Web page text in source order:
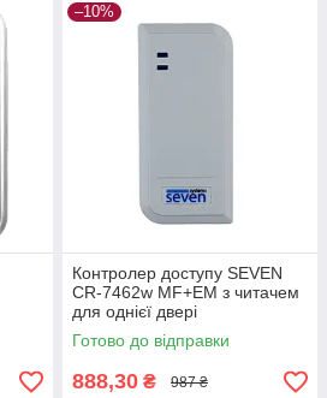
–10%
Контролер доступу SEVEN
CR-7462w MF+EM з читачем
для однієї двері
Готово до відправки
888,30 ₴ 987 ₴